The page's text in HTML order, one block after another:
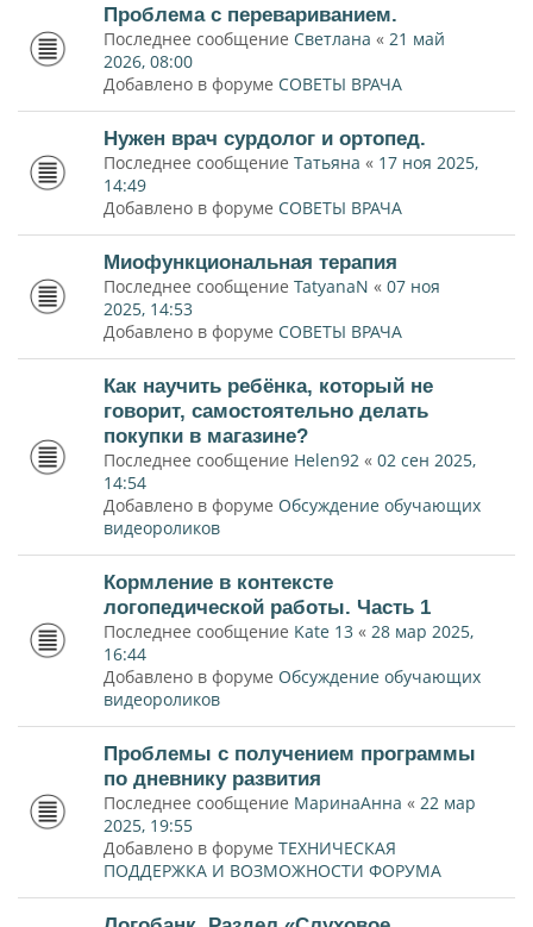
Проблема с перевариванием.
Последнее сообщение Светлана « 21 май
2026, 08:00
Добавлено в форуме СОВЕТЫ ВРАЧА
Нужен врач сурдолог и ортопед.
Последнее сообщение Татьяна « 17 ноя 2025,
14:49
Добавлено в форуме СОВЕТЫ ВРАЧА
Миофункциональная терапия
Последнее сообщение TatyanaN « 07 ноя
2025, 14:53
Добавлено в форуме СОВЕТЫ ВРАЧА
Как научить ребёнка, который не
говорит, самостоятельно делать
покупки в магазине?
Последнее сообщение Helen92 « 02 сен 2025,
14:54
Добавлено в форуме Обсуждение обучающих
видеороликов
Кормление в контексте
логопедической работы. Часть 1
Последнее сообщение Kate 13 « 28 мар 2025,
16:44
Добавлено в форуме Обсуждение обучающих
видеороликов
Проблемы с получением программы
по дневнику развития
Последнее сообщение МаринаАнна « 22 мар
2025, 19:55
Добавлено в форуме ТЕХНИЧЕСКАЯ
ПОДДЕРЖКА И ВОЗМОЖНОСТИ ФОРУМА